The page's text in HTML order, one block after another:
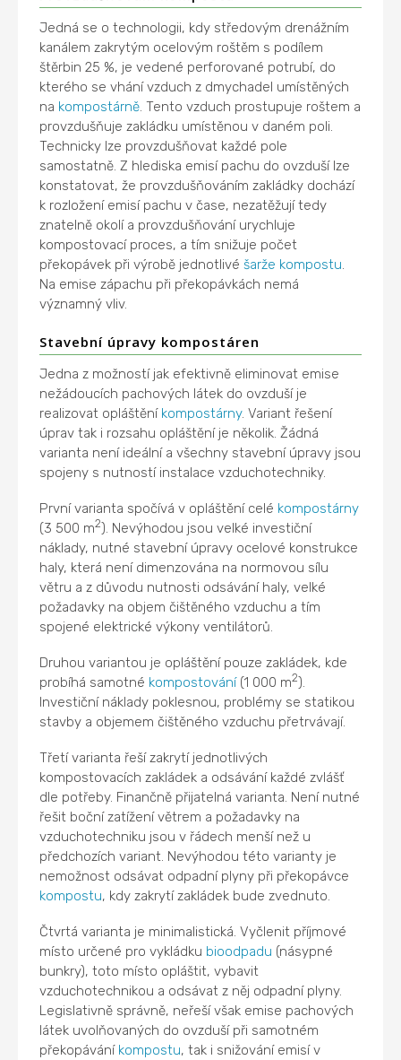
Jedná se o technologii, kdy středovým drenážním
kanálem zakrytým ocelovým roštěm s podílem
štěrbin 25 %, je vedené perforované potrubí, do
kterého se vhání vzduch z dmychadel umístěných
na kompostárně. Tento vzduch prostupuje roštem a
provzdušňuje zakládku umístěnou v daném poli.
Technicky lze provzdušňovat každé pole
samostatně. Z hlediska emisí pachu do ovzduší lze
konstatovat, že provzdušňováním zakládky dochází
k rozložení emisí pachu v čase, nezatěžují tedy
znatelně okolí a provzdušňování urychluje
kompostovací proces, a tím snižuje počet
překopávek při výrobě jednotlivéšarže kompostu.
Na emise zápachu při překopávkách nemá
významný vliv.
Stavební úpravy kompostáren
Jedna z možností jak efektivně eliminovat emise
nežádoucích pachových látek do ovzduší je
realizovat opláštění kompostárny. Variant řešení
úprav tak i rozsahu opláštění je několik. Žádná
varianta není ideální a všechny stavební úpravy jsou
spojeny s nutností instalace vzduchotechniky.
První varianta spočívá v opláštění celé kompostárny
(3 500 m2). Nevýhodou jsou velké investiční
náklady, nutné stavební úpravy ocelové konstrukce
haly, která není dimenzována na normovou sílu
větru a z důvodu nutnosti odsávání haly, velké
požadavky na objem čištěného vzduchu a tím
spojené elektrické výkony ventilátorů.
Druhou variantou je opláštění pouze zakládek, kde
probíhá samotné kompostování(1 000 m2).
Investiční náklady poklesnou, problémy se statikou
stavby a objemem čištěného vzduchu přetrvávají.
Třetí varianta řeší zakrytí jednotlivých
kompostovacích zakládek a odsávání každé zvlášť
dle potřeby. Finančně přijatelná varianta. Není nutné
řešit boční zatížení větrem a požadavky na
vzduchotechniku jsou v řádech menší než u
předchozích variant. Nevýhodou této varianty je
nemožnost odsávat odpadní plyny při překopávce
kompostu, kdy zakrytí zakládek bude zvednuto.
Čtvrtá varianta je minimalistická. Vyčlenit příjmové
místo určené pro vykládku bioodpadu (násypné
bunkry), toto místo opláštit, vybavit
vzduchotechnikou a odsávat z něj odpadní plyny.
Legislativně správně, neřeší však emise pachových
látek uvolňovaných do ovzduší při samotném
překopávání kompostu, tak i snižování emisí v